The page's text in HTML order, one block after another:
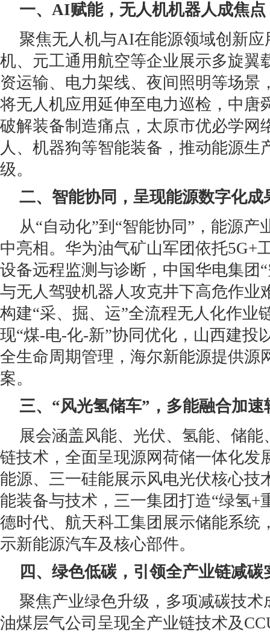
一、AI赋能，无人机机器人成焦点
聚焦无人机与AI在能源领域创新
机、元工通用航空等企业展示多旋翼
资运输、电力架线、夜间照明等场景
将无人机应用延伸至电力巡检，中唐
破解装备制造痛点，太原市优必学网
人、机器狗等智能装备，推动能源生
级。
二、智能协同 ，呈现能源数字化成
从“自动化”到“智能协同”，能源产
中亮相。华为油气矿山军团依托5G+
设备远程监测与诊断，中国华电集团
与无人驾驶机器人攻克井下高危作业
构建“采、掘、运”全流程无人化作业
现“煤-电-化-新”协同优化，山西建投
全生命周期管理，海尔新能源提供源
案。
三、“风光氢储车” ， 多能融合加速
展会涵盖风能、光伏、氢能、储
链技术，全面呈现源网荷储一体化发
能源、三一硅能展示风电光伏核心技
能装备与技术，三一集团打造“绿氢+
德时代、航天科工集团展示储能系统
示新能源汽车及核心部件。
四、 绿色低碳 ， 引领全产业链减碳
聚焦产业绿色升级，多项减碳技
油煤层气公司呈现全产业链技术及